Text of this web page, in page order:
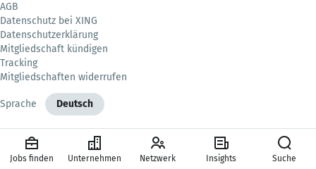
AGB
Datenschutz bei XING
Datenschutzerklärung
Mitgliedschaft kündigen
Tracking
Mitgliedschaften widerrufen
Sprache Deutsch
Jobs finden Unternehmen Netzwerk Insights Suche